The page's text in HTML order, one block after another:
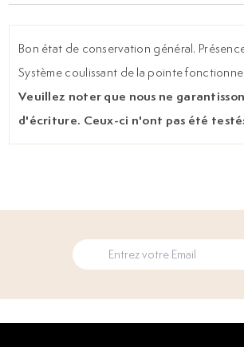
Bon état de conservation général.
Système coulissant de la pointe fonctionne
Veuillez noter que nous ne
d'écriture. Ceux-ci n'ont pas été